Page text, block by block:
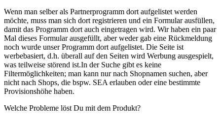
Wenn man selber als Partnerprogramm dort aufgelistet werden
möchte, muss man sich dort registrieren und ein Formular ausfüllen,
damit das Programm dort auch eingetragen wird. Wir haben ein paar
Mal dieses Formular ausgefüllt, aber weder gab eine Rückmeldung
noch wurde unser Programm dort aufgelistet. Die Seite ist
werbebasiert, d.h. überall auf den Seiten wird Werbung ausgespielt,
was teilweise störend ist.In der Suche gibt es keine
Filtermöglichkeiten; man kann nur nach Shopnamen suchen, aber
nicht nach Shops, die bspw. SEA erlauben oder eine bestimmte
Provisionshöhe haben.
Welche Probleme löst Du mit dem Produkt?